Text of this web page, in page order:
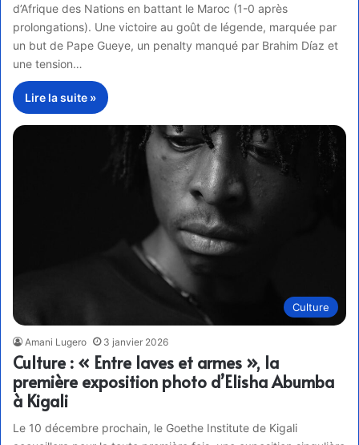
d’Afrique des Nations en battant le Maroc (1-0 après
prolongations). Une victoire au goût de légende, marquée par
un but de Pape Gueye, un penalty manqué par Brahim Díaz et
une tension…
Lire la suite »
Culture
Amani Lugero 3 janvier 2026
Culture : « Entre laves et armes », la
première exposition photo d’Elisha Abumba
à Kigali
Le 10 décembre prochain, le Goethe Institute de Kigali